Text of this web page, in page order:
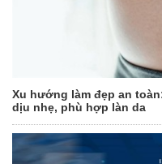
Xu hướng làm đẹp an
dịu nhẹ, phù hợp làn da